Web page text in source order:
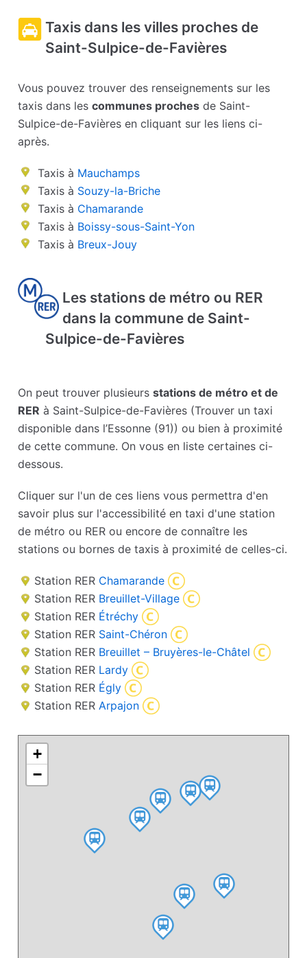
Taxis dans les villes proches de
Saint-Sulpice-de-Favières
Vous pouvez trouver des renseignements sur les
taxis dans lescommunes proches de Saint-
Sulpice-de-Favières en cliquant sur les liens ci-
après.
Taxis à Mauchamps
Taxis à Souzy-la-Briche
Taxis à Chamarande
Taxis à Boissy-sous-Saint-Yon
Taxis à Breux-Jouy
Les stations de métro ou RER
dans la commune de Saint-
Sulpice-de-Favières
On peut trouver plusieursstations de métro et de
RER à Saint-Sulpice-de-Favières (Trouver un taxi
disponible dans l’Essonne (91)) ou bien à proximité
de cette commune. On vous en liste certaines ci-
dessous.
Cliquer sur l'un de ces liens vous permettra d'en
savoir plus sur l'accessibilité en taxi d'une station
de métro ou RER ou encore de connaître les
stations ou bornes de taxis à proximité de celles-ci.
Station RER Chamarande
Station RER Breuillet-Village
Station RER Étréchy
Station RER Saint-Chéron
Station RER Breuillet – Bruyères-le-Châtel
Station RER Lardy
Station RER Égly
Station RER Arpajon
+
−